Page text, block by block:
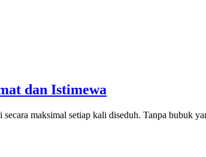
dan Istimewa
maksimal setiap kali diseduh. Tanpa bubuk